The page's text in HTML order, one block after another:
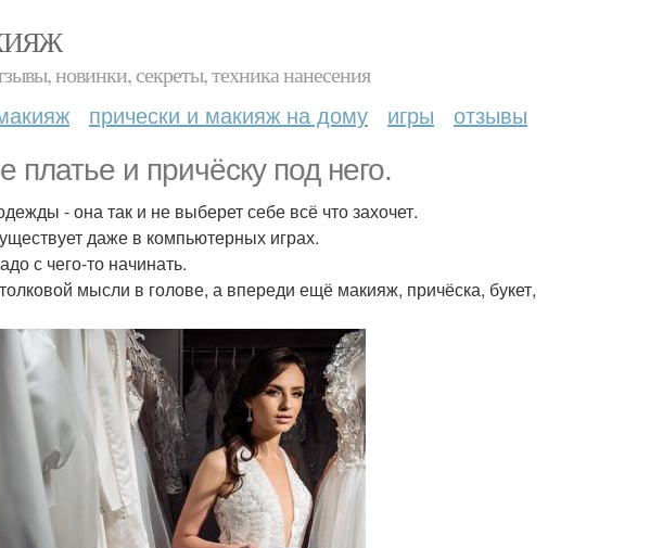
новинки, секреты, техника нанесения
прически и макияж на дому игры отзывы
платье и причёску под него.
- она так и не выберет себе всё что захочет.
даже в компьютерных играх.
с чего-то начинать.
мысли в голове, а впереди ещё макияж, причёска, букет,